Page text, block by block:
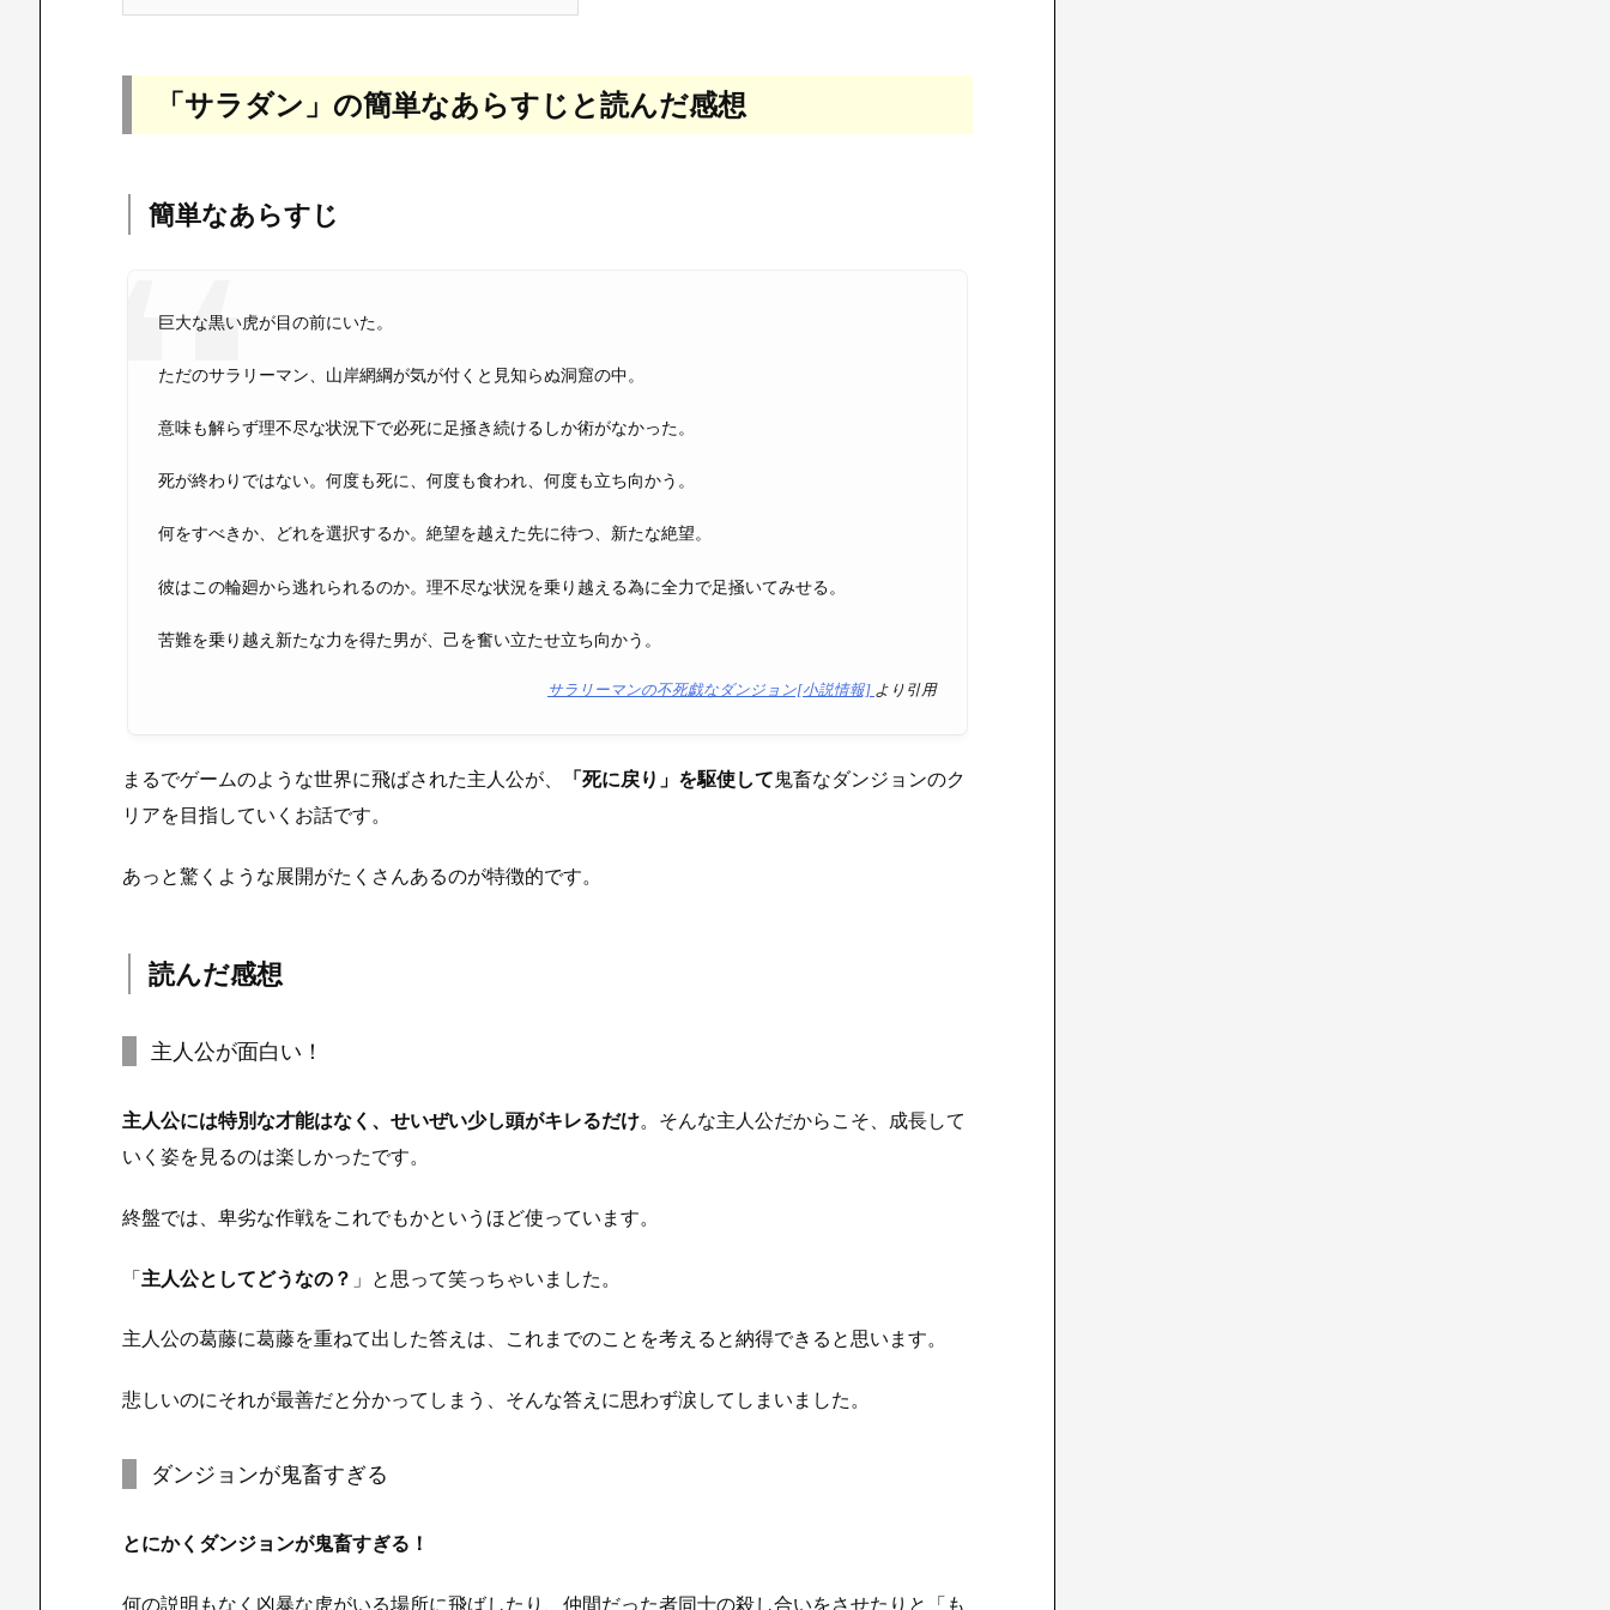
「サラダン」の簡単なあらすじと読んだ感想
簡単なあらすじ
巨大な黒い虎が目の前にいた。
ただのサラリーマン、山岸網綱が気が付くと見知らぬ洞窟の中。
意味も解らず理不尽な状況下で必死に足掻き続けるしか術がなかった。
死が終わりではない。何度も死に、何度も食われ、何度も立ち向かう。
何をすべきか、どれを選択するか。絶望を越えた先に待つ、新たな絶望。
彼はこの輪廻から逃れられるのか。理不尽な状況を乗り越える為に全力で足掻いてみせる。
苦難を乗り越え新たな力を得た男が、己を奮い立たせ立ち向かう。
サラリーマンの不死戯なダンジョン[小説情報] より引用
まるでゲームのような世界に飛ばされた主人公が、 「死に戻り」を駆使して鬼畜なダンジョンのク
リアを目指していくお話です。
あっと驚くような展開がたくさんあるのが特徴的です。
読んだ感想
主人公が面白い！
主人公には特別な才能はなく、せいぜい少し頭がキレるだけ。そんな主人公だからこそ、成長して
いく姿を見るのは楽しかったです。
終盤では、卑劣な作戦をこれでもかというほど使っています。
「主人公としてどうなの？ 」と思って笑っちゃいました。
主人公の葛藤に葛藤を重ねて出した答えは、これまでのことを考えると納得できると思います。
悲しいのにそれが最善だと分かってしまう、そんな答えに思わず涙してしまいました。
ダンジョンが鬼畜すぎる
とにかくダンジョンが鬼畜すぎる！
何の説明もなく凶暴な虎がいる場所に飛ばしたり、仲間だった者同士の殺し合いをさせたりと「も